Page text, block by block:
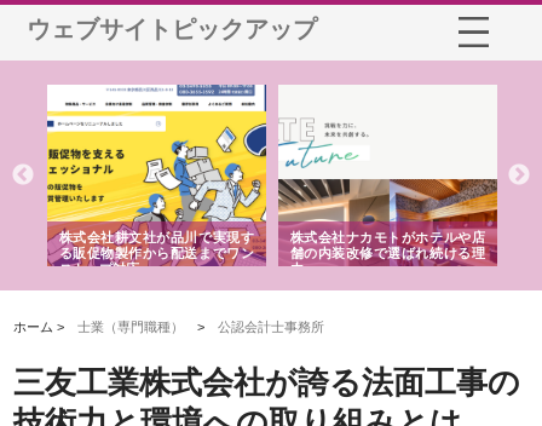
ウェブサイトピックアップ
株式会社耕文社が品川で実現す
る販促物製作から配送までワン
ストップ対応
株式会社ナカモトがホテルや店
舗の内装改修で選ばれ続ける理
由
ホーム >士業（専門職種） >公認会計士事務所
三友工業株式会社が誇る法面工事の